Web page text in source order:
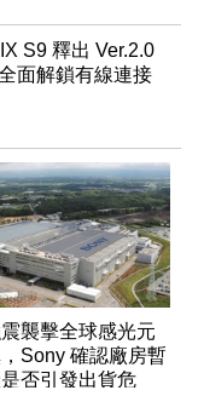
S9 釋出 Ver.2.0
面解鎖有線連接
襲擊全球感光元
Sony 確認廠房暫
否引發出貨危